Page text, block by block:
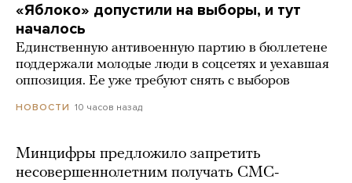
«Яблоко» допустили на выборы, и тут
началось
Единственную антивоенную партию в бюллетене
поддержали молодые люди в соцсетях и уехавшая
оппозиция. Ее уже требуют снять с выборов
НОВОСТИ 10 часов назад
Минцифры предложило запретить
несовершеннолетним получать СМС-